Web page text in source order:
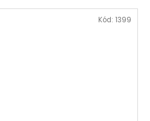
Kód: 1399